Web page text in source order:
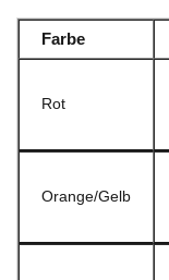
Farbe
Rot
Orange/Gelb